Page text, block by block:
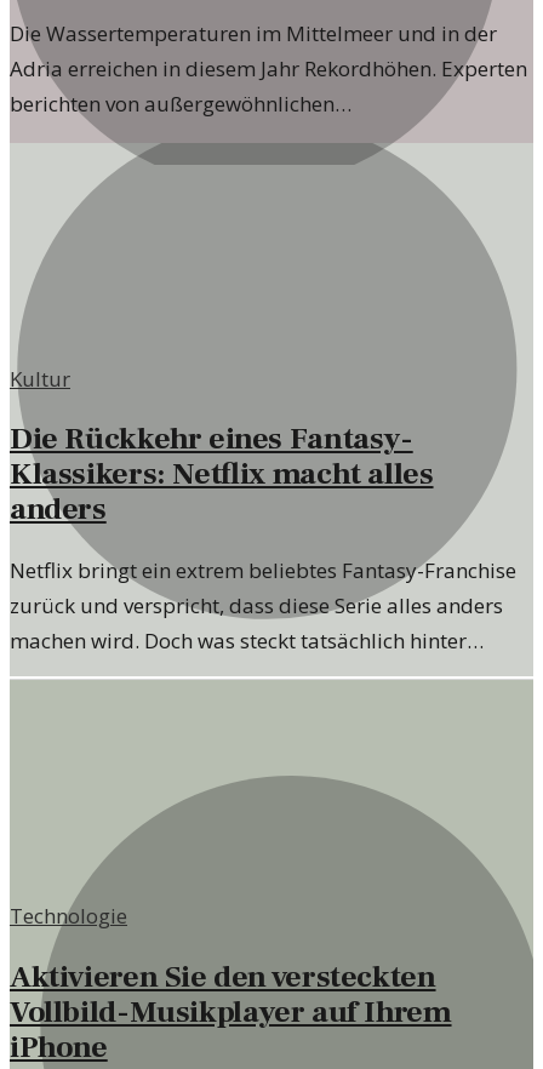
Die Wassertemperaturen im Mittelmeer und in der
Adria erreichen in diesem Jahr Rekordhöhen. Experten
berichten von außergewöhnlichen
Sommerverhältnissen, die die Urlaubspläne vieler
beeinflussen.
Kultur
Die Rückkehr eines Fantasy-
Klassikers: Netflix macht alles
anders
Netflix bringt ein extrem beliebtes Fantasy-Franchise
zurück und verspricht, dass diese Serie alles anders
machen wird. Doch was steckt tatsächlich hinter
diesem Neuanfang?
Technologie
Aktivieren Sie den versteckten
Vollbild-Musikplayer auf Ihrem
iPhone